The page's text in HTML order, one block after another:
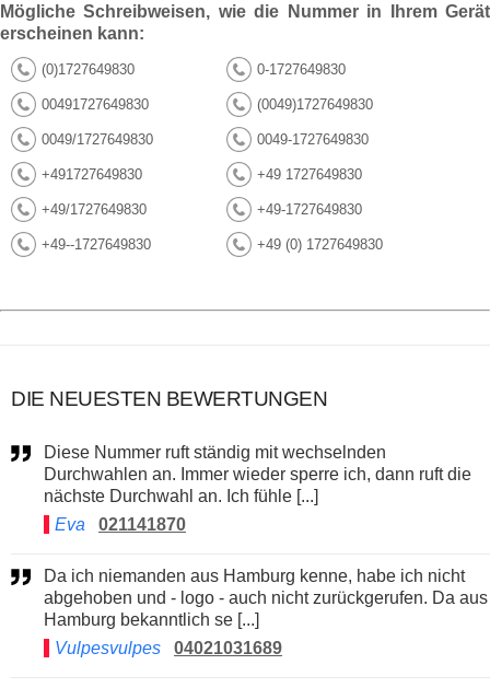
Mögliche Schreibweisen, wie die Nummer in Ihrem Gerät
erscheinen kann:
(0)1727649830 0-1727649830
00491727649830 (0049)1727649830
0049/1727649830 0049-1727649830
+491727649830 +49 1727649830
+49/1727649830 +49-1727649830
+49--1727649830 +49 (0) 1727649830
DIE NEUESTEN BEWERTUNGEN
Diese Nummer ruft ständig mit wechselnden
Durchwahlen an. Immer wieder sperre ich, dann ruft die
nächste Durchwahl an. Ich fühle [...]
Eva
021141870
Da ich niemanden aus Hamburg kenne, habe ich nicht
abgehoben und - logo - auch nicht zurückgerufen. Da aus
Hamburg bekanntlich se [...]
Vulpesvulpes
04021031689